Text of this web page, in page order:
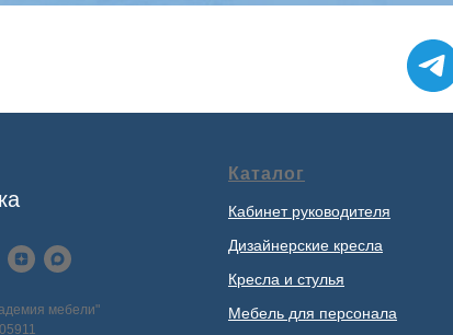
мебели"
Каталог
Кабинет руководителя
Дизайнерские кресла
Кресла и стулья
Мебель для персонала